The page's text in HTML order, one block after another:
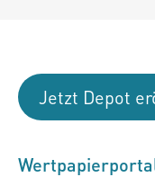
Jetzt Depot